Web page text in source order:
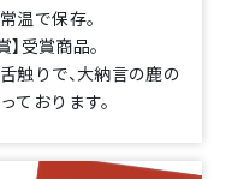
温で保存。
受賞商品。
触りで、大納言の鹿の
ております。